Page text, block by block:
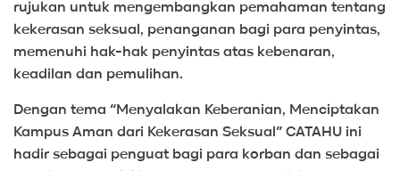
rujukan untuk mengembangkan pemahaman tentang
kekerasan seksual, penanganan bagi para penyintas,
memenuhi hak-hak penyintas atas kebenaran,
keadilan dan pemulihan.
Dengan tema “Menyalakan Keberanian, Menciptakan
Kampus Aman dari Kekerasan Seksual” CATAHU ini
hadir sebagai penguat bagi para korban dan sebagai